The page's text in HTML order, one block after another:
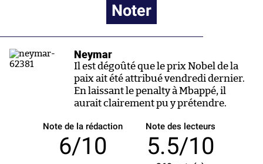
Noter
Neymar
Il est dégoûté que le prix Nobel de la
paix ait été attribué vendredi dernier.
En laissant le penalty à Mbappé, il
aurait clairement pu y prétendre.
Note de la rédaction
6/10
Note des lecteurs
5.5/10